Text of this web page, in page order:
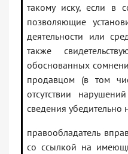
такому иску, если в
позволяющие
деятельности или
также
обоснованных
продавцом (в том
отсутствии
сведения убедительно
правообладатель
со ссылкой на